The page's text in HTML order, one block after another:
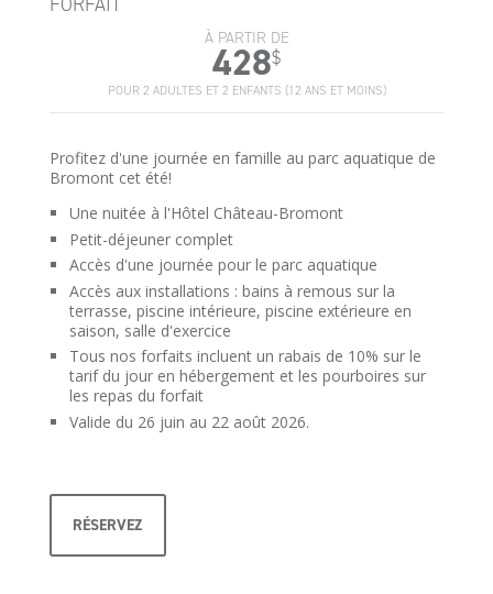
À PARTIR DE
428$
POUR 2 ADULTES ET 2 ENFANTS (12 ANS ET MOINS)
Profitez d'une journée en famille au parc aquatique de
Bromont cet été!
Une nuitée à l'Hôtel Château-Bromont
Petit-déjeuner complet
Accès d'une journée pour le parc aquatique
Accès aux installations : bains à remous sur la
terrasse, piscine intérieure, piscine extérieure en
saison, salle d'exercice
Tous nos forfaits incluent un rabais de 10% sur le
tarif du jour en hébergement et les pourboires sur
les repas du forfait
Valide du 26 juin au 22 août 2026.
RÉSERVEZ